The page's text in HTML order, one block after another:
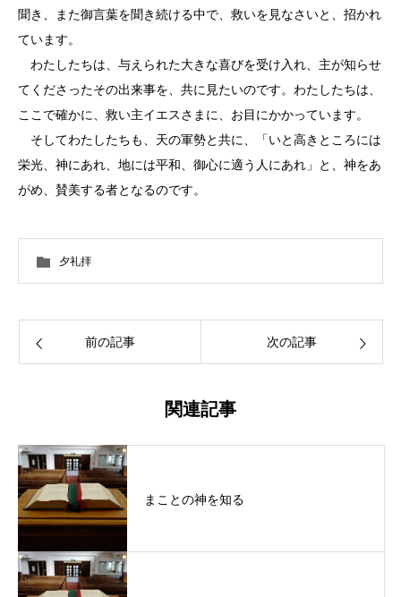
聞き、また御言葉を聞き続ける中で、救いを見なさいと、招かれ
ています。
わたしたちは、与えられた大きな喜びを受け入れ、主が知らせ
てくださったその出来事を、共に見たいのです。わたしたちは、
ここで確かに、救い主イエスさまに、お目にかかっています。
そしてわたしたちも、天の軍勢と共に、「いと高きところには
栄光、神にあれ、地には平和、御心に適う人にあれ」と、神をあ
がめ、賛美する者となるのです。
夕礼拝
前の記事 次の記事
関連記事
まことの神を知る